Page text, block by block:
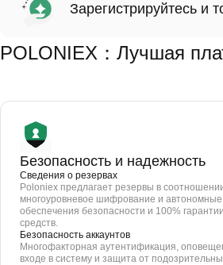
Зарегистрируйтесь и
POLONIEX：Лучшая
Безопасность и надежность
Сведения о резервах
Poloniex предлагает резервы в
многоуровневое шифрование и
обеспечения безопасности и 100%
средств.
Безопасность аккаунтов
Многофакторная аутентификация,
входе в систему и защита от